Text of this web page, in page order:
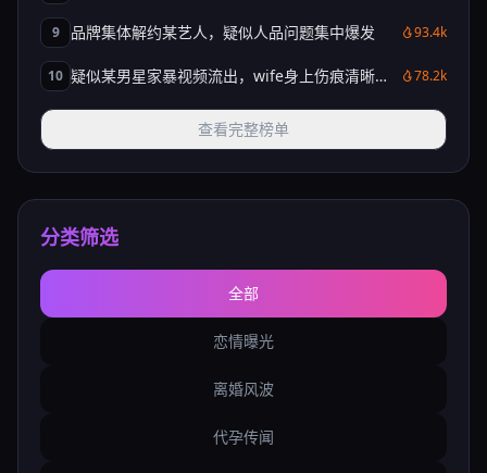
9 品牌集体解约某艺人，疑似人品问题集中爆发 93.4k
10 疑似某男星家暴视频流出，wife身上伤痕清晰可
78.2k
查看完整榜单
分类筛选
全部
恋情曝光
离婚风波
代孕传闻